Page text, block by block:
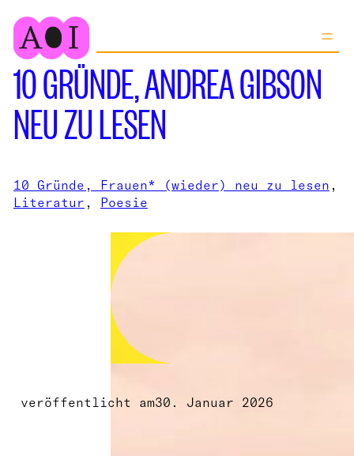
Zum
Inhalt
springen
10 GRÜNDE, ANDREA GIBSON
NEU ZU LESEN
10 Gründe, Frauen* (wieder) neu zu lesen
Literatur , Poesie
veröffentlicht am30. Januar 2026